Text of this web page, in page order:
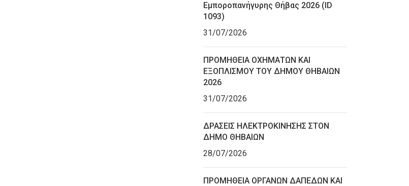
Εμποροπανήγυρης Θήβας 2026 (ID
1093)
31/07/2026
ΠΡΟΜΗΘΕΙΑ ΟΧΗΜΑΤΩΝ ΚΑΙ
ΕΞΟΠΛΙΣΜΟΥ ΤΟΥ ΔΗΜΟΥ ΘΗΒΑΙΩΝ
2026
31/07/2026
ΔΡΑΣΕΙΣ ΗΛΕΚΤΡΟΚΙΝΗΣΗΣ ΣΤΟΝ
ΔΗΜΟ ΘΗΒΑΙΩΝ
28/07/2026
ΠΡΟΜΗΘΕΙΑ ΟΡΓΑΝΩΝ ΔΑΠΕΔΩΝ ΚΑΙ